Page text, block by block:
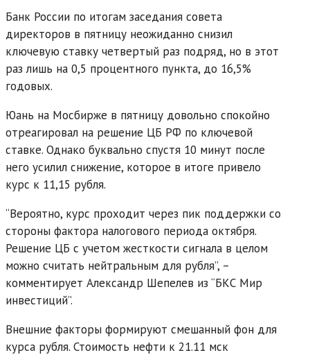
Банк России по итогам заседания совета
директоров в пятницу неожиданно снизил
ключевую ставку четвертый раз подряд, но в этот
раз лишь на 0,5 процентного пункта, до 16,5%
годовых.
Юань на Мосбирже в пятницу довольно спокойно
отреагировал на решение ЦБ РФ по ключевой
ставке. Однако буквально спустя 10 минут после
него усилил снижение, которое в итоге привело
курс к 11,15 рубля.
“Вероятно, курс проходит через пик поддержки со
стороны фактора налогового периода октября.
Решение ЦБ с учетом жесткости сигнала в целом
можно считать нейтральным для рубля”, –
комментирует Александр Шепелев из “БКС Мир
инвестиций”.
Внешние факторы формируют смешанный фон для
курса рубля. Стоимость нефти к 21.11 мск